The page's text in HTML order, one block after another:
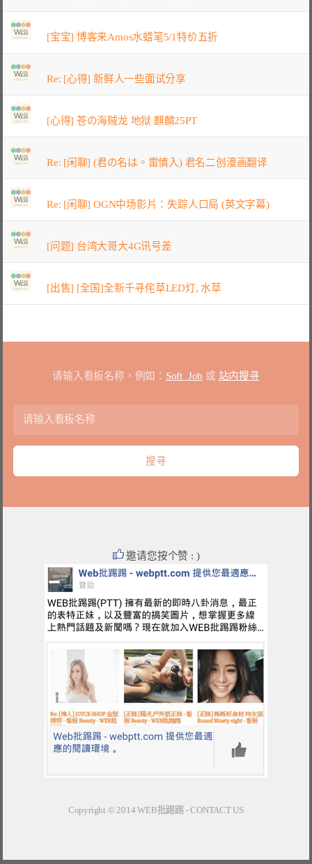
[宝宝] 博客来Amos水蜡笔5/1特价五折
Re: [心得] 新鲜人一些面试分享
[心得] 苍の海贼龙 地狱 麒麟25PT
Re: [闲聊] (君の名は。雷慎入) 君名二创漫画翻译
Re: [闲聊] OGN中场影片：失踪人口局 (英文字幕)
[问题] 台湾大哥大4G讯号差
[出售] [全国]全新千寻侘草LED灯, 水草
请输入看板名称，例如： Soft_Job 或 站内搜寻
邀请您按个赞 : )
Copyright © 2014WEB批踢踢-CONTACT US